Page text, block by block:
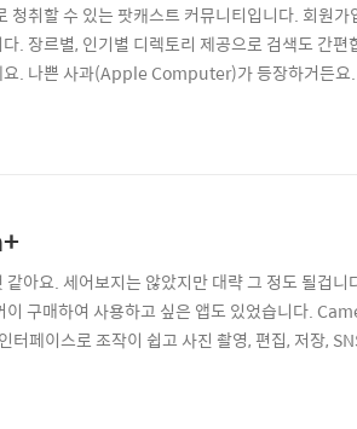
취할 수 있는 팟캐스트 커뮤니티입니다. 회원가
. 장르별, 인기별 디렉토리 제공으로 검색도 간편
요. 나쁜 사과(Apple Computer)가 등장하거든
운 업로드 디렉토리가 보입니다. 인기(Top
아요. 세어보지는 않았지만 대략 그 정도 될겁니
구매하여 사용하고 싶은 앱도 있었습니다.
페이스로 조작이 쉽고 사진 촬영, 편집, 저장,
동영상으로 보기 좋게 준비된 홈페이지(http://